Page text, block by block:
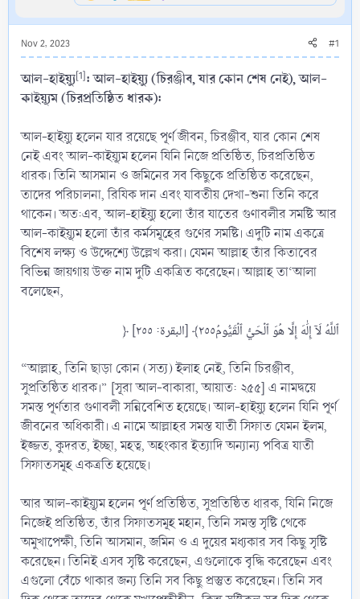
Nov 2, 2023 #1
আল-হাইয়্যু[1]: আল-হাইয়্যু (চিরঞ্জীব, যার কোন শেষ নেই), আল-
কাইয়্যূম (চিরপ্রতিষ্ঠিত ধারক):
আল-হাইয়্যু হলেন যার রয়েছে পূর্ণ জীবন, চিরঞ্জীব, যার কোন শেষ
নেই এবং আল-কাইয়্যূম হলেন যিনি নিজে প্রতিষ্ঠিত, চিরপ্রতিষ্ঠিত
ধারক। তিনি আসমান ও জমিনের সব কিছুকে প্রতিষ্ঠিত করেছেন,
তাদের পরিচালনা, রিযিক দান এবং যাবতীয় দেখা-শুনা তিনি করে
থাকেন। অত:এব, আল-হাইয়্যু হলো তাঁর যাতের গুণাবলীর সমষ্টি আর
আল-কাইয়্যূম হলো তাঁর কর্মসমূহের গুণের সমষ্টি। এদুটি নাম একত্রে
বিশেষ লক্ষ্য ও উদ্দেশ্যে উল্লেখ করা। যেমন আল্লাহ তাঁর কিতাবের
বিভিন্ন জায়গায় উক্ত নাম দুটি একত্রিত করেছেন। আল্লাহ তা‘আলা
বলেছেন,
“আল্লাহ, তিনি ছাড়া কোন (সত্য) ইলাহ নেই, তিনি চিরঞ্জীব,
সুপ্রতিষ্ঠিত ধারক।” [সূরা আল-বাকারা, আয়াত: ২৫৫] এ নামদ্বয়ে
সমস্ত পূর্ণতার গুণাবলী সন্নিবেশিত হয়েছে। আল-হাইয়্যু হলেন যিনি পূর্ণ
জীবনের অধিকারী। এ নামে আল্লাহর সমস্ত যাতী সিফাত যেমন ইলম,
ইজ্জত, কুদরত, ইচ্ছা, মহত্ব, অহংকার ইত্যাদি অন্যান্য পবিত্র যাতী
সিফাতসমূহ একত্রতি হয়েছে।
আর আল-কাইয়্যূম হলেন পূর্ণ প্রতিষ্ঠিত, সুপ্রতিষ্ঠিত ধারক, যিনি নিজে
নিজেই প্রতিষ্ঠিত, তাঁর সিফাতসমূহ মহান, তিনি সমস্ত সৃষ্টি থেকে
অমুখাপেক্ষী, তিনি আসমান, জমিন ও এ দুয়ের মধ্যকার সব কিছু সৃষ্টি
করেছেন। তিনিই এসব সৃষ্টি করেছেন, এগুলোকে বৃদ্ধি করেছেন এবং
এগুলো বেঁচে থাকার জন্য তিনি সব কিছু প্রস্তুত করেছেন। তিনি সব